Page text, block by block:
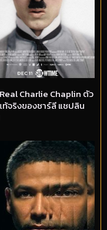
Charlie Chaplin ตัว
จริงของชาร์ลี แชปลิน